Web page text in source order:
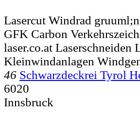
Lasercut Windrad
GFK Carbon
laser.co.at Laserschneiden
Kleinwindanlagen
46 Schwarzdeckrei Tyrol
6020
Innsbruck